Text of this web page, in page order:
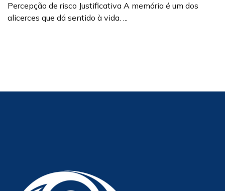
Percepção de risco Justificativa A memória é um dos
alicerces que dá sentido à vida. ...